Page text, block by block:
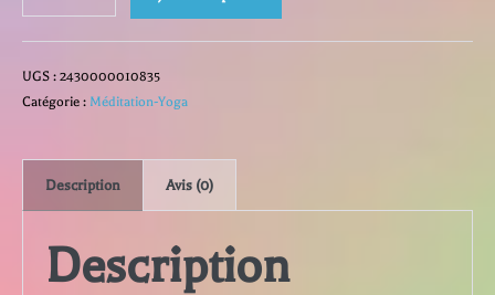
de
Bandeau
Relaxant
pour
les
UGS : 2430000010835
Catégorie : Méditation-Yoga
Description Avis (0)
Description